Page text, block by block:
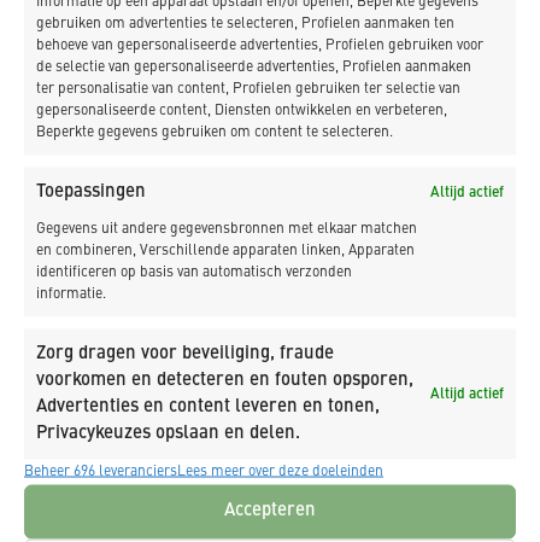
gebruiken om advertenties te selecteren, Profielen aanmaken ten
behoeve van gepersonaliseerde advertenties, Profielen gebruiken voor
de selectie van gepersonaliseerde advertenties, Profielen aanmaken
ter personalisatie van content, Profielen gebruiken ter selectie van
gepersonaliseerde content, Diensten ontwikkelen en verbeteren,
Beperkte gegevens gebruiken om content te selecteren.
Toepassingen Altijd actief
Gegevens uit andere gegevensbronnen met elkaar matchen
en combineren, Verschillende apparaten linken, Apparaten
identificeren op basis van automatisch verzonden
informatie.
Zorg dragen voor beveiliging, fraude
voorkomen en detecteren en fouten opsporen,
Advertenties en content leveren en tonen,
Privacykeuzes opslaan en delen.
Altijd actief
Beheer 696 leveranciers Lees meer over deze doeleinden
Accepteren
Aanleg spanbandbrug en duiker